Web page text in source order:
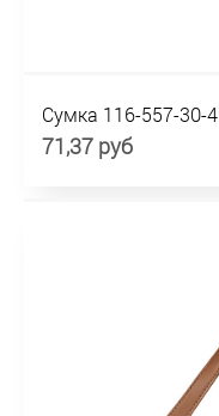
Сумка 116-557-30-4
71,37 руб